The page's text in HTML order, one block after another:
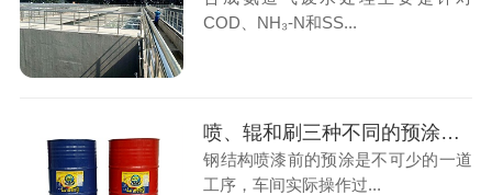
COD、NH₃-N和SS...
喷、辊和刷三种不同的预涂方式，有什么区别呢？
钢结构喷漆前的预涂是不可少的一道
工序，车间实际操作过...